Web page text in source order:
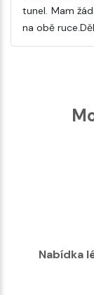
tunel. Mam
na obě
Nabídka